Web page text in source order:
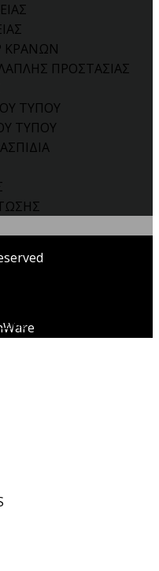
ΚΡΑΝΩΝ
ΠΡΟΣΤΑΣΙΑΣ
ΤΥΠΟΥ
ΤΥΠΟΥ